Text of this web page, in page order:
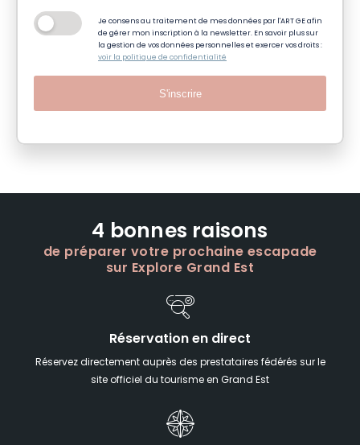
Je consens au traitement de mes données par l'ART GE afin
de gérer mon inscription à la newsletter. En savoir plus sur
la gestion de vos données personnelles et exercer vos droits :
voir la politique de confidentialité
S'inscrire
4 bonnes raisons
de préparer votre prochaine escapade
sur Explore Grand Est
Réservation en direct
Réservez directement auprès des prestataires fédérés sur le
site officiel du tourisme en Grand Est